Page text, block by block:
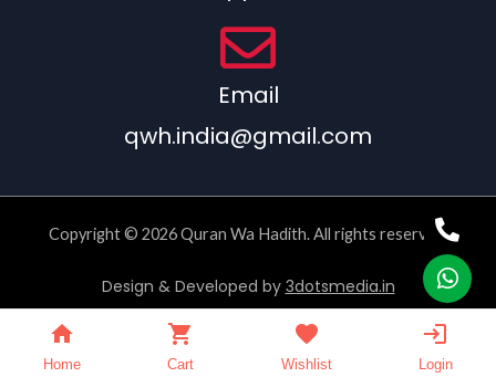
Email
qwh.india@gmail.com
Copyright © 2026 Quran Wa Hadith. All rights reserved.
Design & Developed by 3dotsmedia.in
Home Cart Wishlist Login